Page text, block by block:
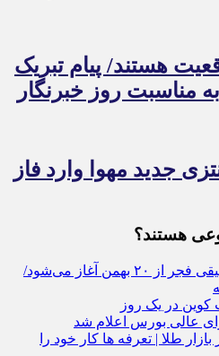
هستند/ پیام تبریک
مناسبت روز خبرنگار
جدید مهوا وارد فاز
هستند؟
جشنواره چهل‌ویکم‌ موسیقی فجر از ۲۰ بهمن آغاز می‌شود/
کوین در یک روز
عالی بورس اعلام شد
طلا | تعرفه ها کار خود را